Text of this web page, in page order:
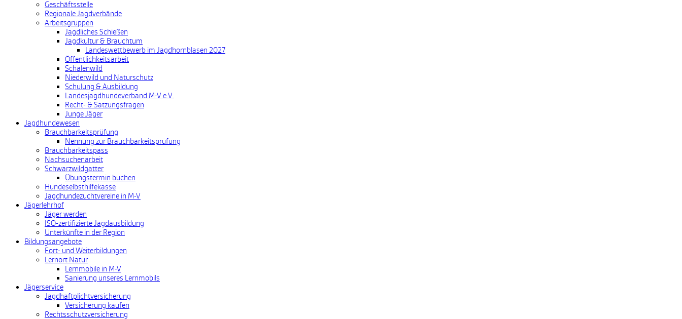
Geschäftsstelle
Regionale Jagdverbände
Arbeitsgruppen
Jagdliches Schießen
Jagdkultur & Brauchtum
Landeswettbewerb im Jagdhornblasen 2027
Öffentlichkeitsarbeit
Schalenwild
Niederwild und Naturschutz
Schulung & Ausbildung
Landesjagdhundeverband M-V e.V.
Recht- & Satzungsfragen
Junge Jäger
Jagdhundewesen
Brauchbarkeitsprüfung
Nennung zur Brauchbarkeitsprüfung
Brauchbarkeitspass
Nachsuchenarbeit
Schwarzwildgatter
Übungstermin buchen
Hundeselbsthilfekasse
Jagdhundezuchtvereine in M-V
Jägerlehrhof
Jäger werden
ISO-zertifizierte Jagdausbildung
Unterkünfte in der Region
Bildungsangebote
Fort- und Weiterbildungen
Lernort Natur
Lernmobile in M-V
Sanierung unseres Lernmobils
Jägerservice
Jagdhaftplichtversicherung
Versicherung kaufen
Rechtsschutzversicherung